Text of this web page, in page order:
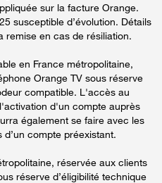
sur la facture Orange.
susceptible d’évolution. Détails
remise en cas de résiliation.
en France métropolitaine,
Orange TV sous réserve
compatible. L'accès au
d'un compte auprès
également se faire avec les
compte préexistant.
réservée aux clients
réserve d’éligibilité technique